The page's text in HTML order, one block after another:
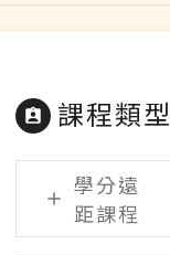
課程類型
學分遠
距課程